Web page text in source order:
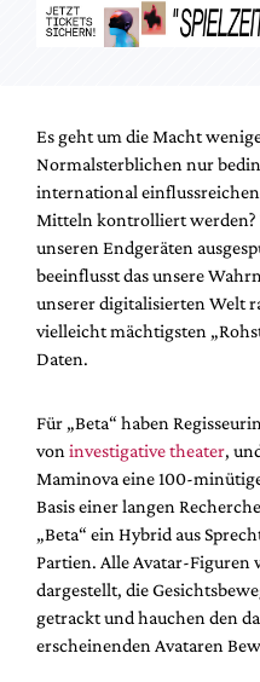
Es geht um die Macht
Normalsterblichen nur
international
Mitteln kontrolliert werden?
unseren Endgeräten
beeinflusst das unsere
unserer digitalisierten Welt
vielleicht mächtigsten
Daten.
Für „Beta“ haben
von investigative theater,
Maminova eine 100-
Basis einer langen
„Beta“ ein Hybrid aus
Partien. Alle Avatar-Figuren
dargestellt, die
getrackt und hauchen den
erscheinenden Avataren